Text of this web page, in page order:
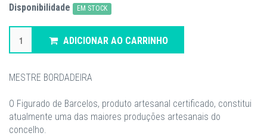
Disponibilidade EM STOCK
ADICIONAR AO CARRINHO
MESTRE BORDADEIRA
O Figurado de Barcelos, produto artesanal certificado, constitui
atualmente uma das maiores produções artesanais do
concelho.